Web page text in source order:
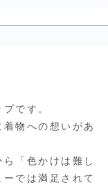
です。
物への想いがあ
「色かけは難し
では満足されて